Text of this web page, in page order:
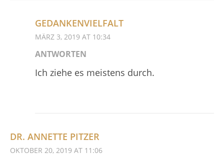
GEDANKENVIELFALT
MÄRZ 3, 2019 AT 10:34
ANTWORTEN
Ich ziehe es meistens durch.
DR. ANNETTE PITZER
OKTOBER 20, 2019 AT 11:06